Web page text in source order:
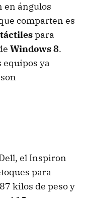
en ángulos
comparten es
para
Windows 8.
equipos ya
el Inspiron
para
kilos de peso y